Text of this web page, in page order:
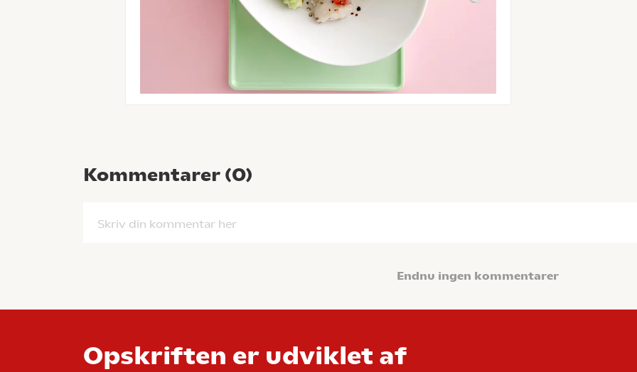
Kommentarer (0)
Skriv din kommentar her
Endnu ingen kommentarer
Opskriften er udviklet af